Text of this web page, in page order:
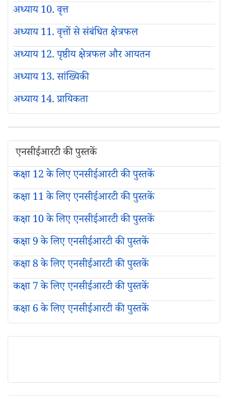
अध्याय 10. वृत्त
अध्याय 11. वृत्तों से संबंधित क्षेत्रफल
अध्याय 12. पृष्ठीय क्षेत्रफल और आयतन
अध्याय 13. सांख्यिकी
अध्याय 14. प्रायिकता
एनसीईआरटी की पुस्तकें
कक्षा 12 के लिए एनसीईआरटी की पुस्तकें
कक्षा 11 के लिए एनसीईआरटी की पुस्तकें
कक्षा 10 के लिए एनसीईआरटी की पुस्तकें
कक्षा 9 के लिए एनसीईआरटी की पुस्तकें
कक्षा 8 के लिए एनसीईआरटी की पुस्तकें
कक्षा 7 के लिए एनसीईआरटी की पुस्तकें
कक्षा 6 के लिए एनसीईआरटी की पुस्तकें